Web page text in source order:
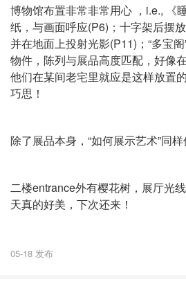
博物馆布置非常非常用心 ，i.e., 《
纸，与画面呼应(P6)；十字架后摆
并在地面上投射光影(P11)；“多宝
物件，陈列与展品高度匹配，好像
他们在某间老宅里就应是这样放置
巧思！
除了展品本身，“如何展示艺术”同样
二楼entrance外有樱花树，展厅光
天真的好美，下次还来！
05-18 发布